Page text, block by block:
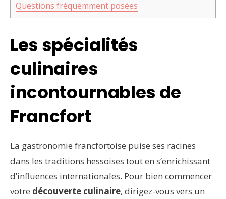
Questions fréquemment posées
Les spécialités
culinaires
incontournables de
Francfort
La gastronomie francfortoise puise ses racines
dans les traditions hessoises tout en s’enrichissant
d’influences internationales. Pour bien commencer
votre découverte culinaire, dirigez-vous vers un